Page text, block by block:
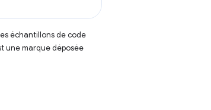
échantillons de code
une marque déposée